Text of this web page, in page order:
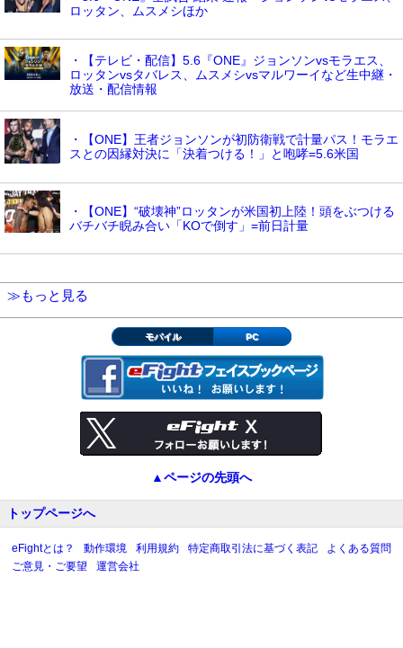
ロッタン、ムスメシほか
・【テレビ・配信】5.6『ONE』ジョンソンvsモラエス、
ロッタンvsタバレス、ムスメシvsマルワーイなど生中継・
放送・配信情報
・【ONE】王者ジョンソンが初防衛戦で計量パス！モラエ
スとの因縁対決に「決着つける！」と咆哮=5.6米国
・【ONE】“破壊神”ロッタンが米国初上陸！頭をぶつける
バチバチ睨み合い「KOで倒す」=前日計量
≫もっと見る
モバイル PC
▲ページの先頭へ
トップページへ
eFightとは？ 動作環境 利用規約 特定商取引法に基づく表記
よくある質問
ご意見・ご要望
運営会社